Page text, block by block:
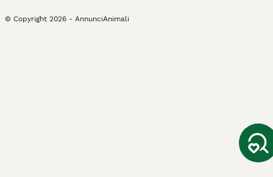
© Copyright 2026 - AnnunciAnimali